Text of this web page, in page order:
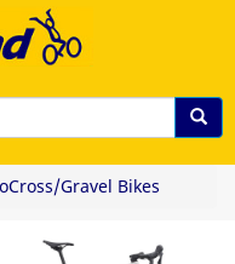
Gravel Bikes